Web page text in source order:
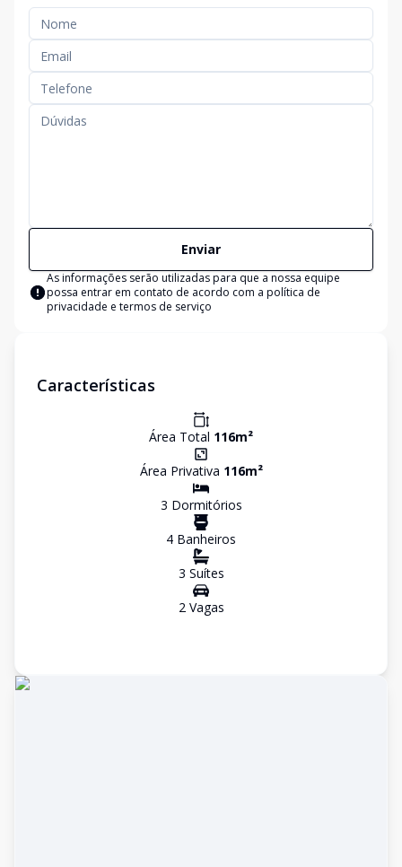
Enviar
As informações serão utilizadas para que a nossa equipe
possa entrar em contato de acordo com a política de
privacidade e termos de serviço
Características
Área Total 116m²
Área Privativa 116m²
3 Dormitórios
4 Banheiros
3 Suítes
2Vagas